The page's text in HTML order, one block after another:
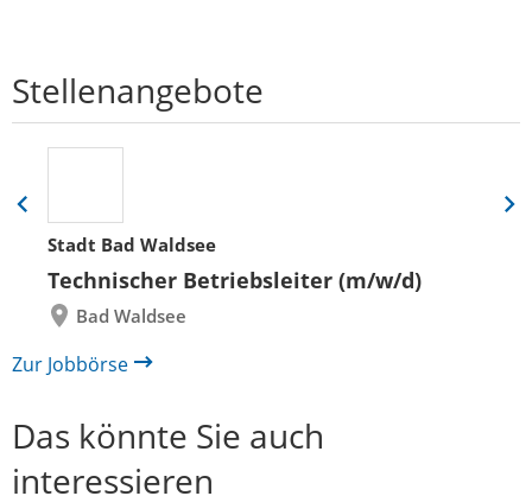
Stellenangebote
Stadt Bad Waldsee
Technischer Betriebsleiter (m/w/d)
Bad Waldsee
Folie
zurück
Eine
Zur Jobbörse
Das könnte Sie auch
interessieren